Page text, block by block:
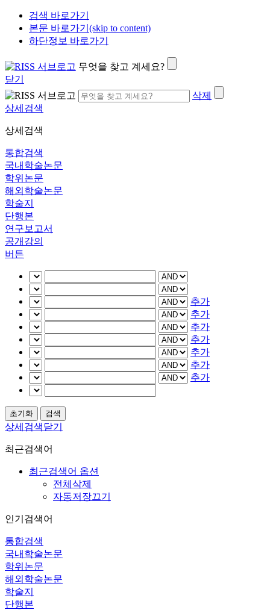
검색 바로가기
본문 바로가기(skip to content)
하단정보 바로가기
무엇을 찾고 계세요?
닫기
삭제
상세검색
상세검색
통합검색
국내학술논문
학위논문
해외학술논문
학술지
단행본
연구보고서
공개강의
버튼
추가
추가
추가
추가
추가
추가
추가
상세검색닫기
최근검색어
최근검색어 옵션
전체삭제
자동저장끄기
인기검색어
통합검색
국내학술논문
학위논문
해외학술논문
학술지
단행본